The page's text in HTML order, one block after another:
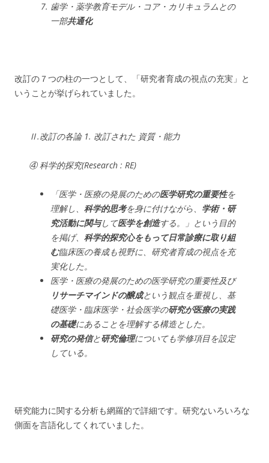
歯学・薬学教育モデル・コア・カリキュラムとの
一部共通化
改訂の７つの柱の一つとして、「研究者育成の視点の充実」と
いうことが挙げられていました。
Ⅱ.改訂の各論 1. 改訂された 資質・能力
④ 科学的探究(Research : RE)
「医学・医療の発展のための医学研究の重要性を
理解し、 科学的思考を身に付けながら、 学術・研
究活動に関与して医学を創造する。」という目的
を掲げ、 科学的探究心をもって日常診療に取り組
む臨床医の養成も視野に、研究者育成の視点を充
実化した。
医学・医療の発展のための医学研究の重要性及び
リサーチマインドの醸成という観点を重視し、基
礎医学・臨床医学・社会医学の研究が医療の実践
の基礎にあることを理解する構造とした。
研究の発信と研究倫理についても学修項目を設定
している。
研究能力に関する分析も網羅的で詳細です。研究ないろいろな
側面を言語化してくれていました。